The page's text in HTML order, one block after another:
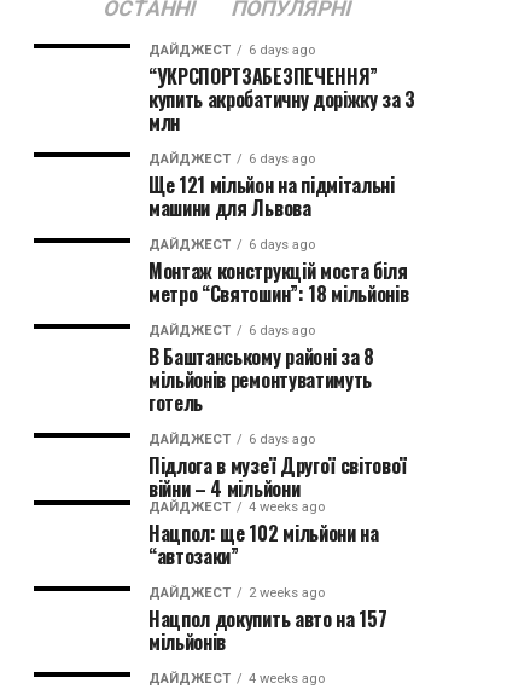
ОСТАННІ ПОПУЛЯРНІ
ДАЙДЖЕСТ 6 days ago
“УКРСПОРТЗАБЕЗПЕЧЕННЯ”
купить акробатичну доріжку за 3
млн
ДАЙДЖЕСТ 6 days ago
Ще 121 мільйон на підмітальні
машини для Львова
ДАЙДЖЕСТ 6 days ago
Монтаж конструкцій моста біля
метро “Святошин”: 18 мільйонів
ДАЙДЖЕСТ 6 days ago
В Баштанському районі за 8
мільйонів ремонтуватимуть
готель
ДАЙДЖЕСТ 6 days ago
Підлога в музеї Другої світової
війни – 4 мільйони
ДАЙДЖЕСТ 4 weeks ago
Нацпол: ще 102 мільйони на
“автозаки”
ДАЙДЖЕСТ 2 weeks ago
Нацпол докупить авто на 157
мільйонів
ДАЙДЖЕСТ 4 weeks ago